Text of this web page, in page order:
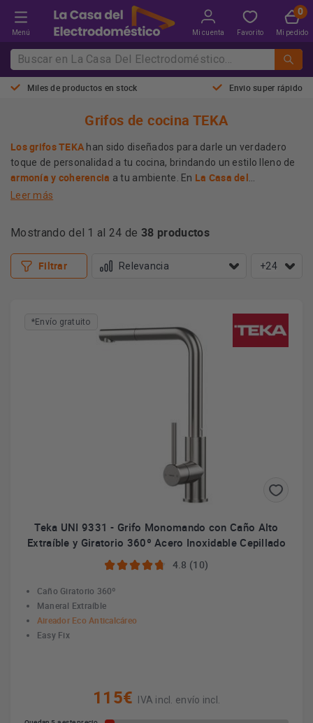
Menú Mi cuenta Favorito Mi pedido
Miles de productos en stock Envio super rápido
Grifos de cocina TEKA
Los grifos TEKA han sido diseñados para darle un verdadero
toque de personalidad a tu cocina, brindando un estilo lleno de
armonía y coherencia a tu ambiente. En La Casa del
Electrodoméstico
con creados con líneas que convertirán tu cocina en un
elementos que tiene la cocina. Además, han sido fabricados
con la más alta calidad en cuanto a los materiales y la más
sin impurezas, pues cuentan con un sistema de filtrado.
Leer más
Mostrando del 1 al 24 de 38 productos
Filtrar +24
*Envío gratuito
Teka UNI 9331 - Grifo Monomando con Caño Alto
Extraíble y Giratorio 360º Acero Inoxidable Cepillado
4.8 (10)
Caño Giratorio 360º
Maneral Extraíble
Aireador Eco Anticalcáreo
Easy Fix
115€ IVA incl. envío incl.